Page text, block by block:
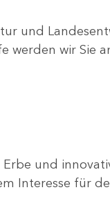
und
wir Sie
und
Interesse für